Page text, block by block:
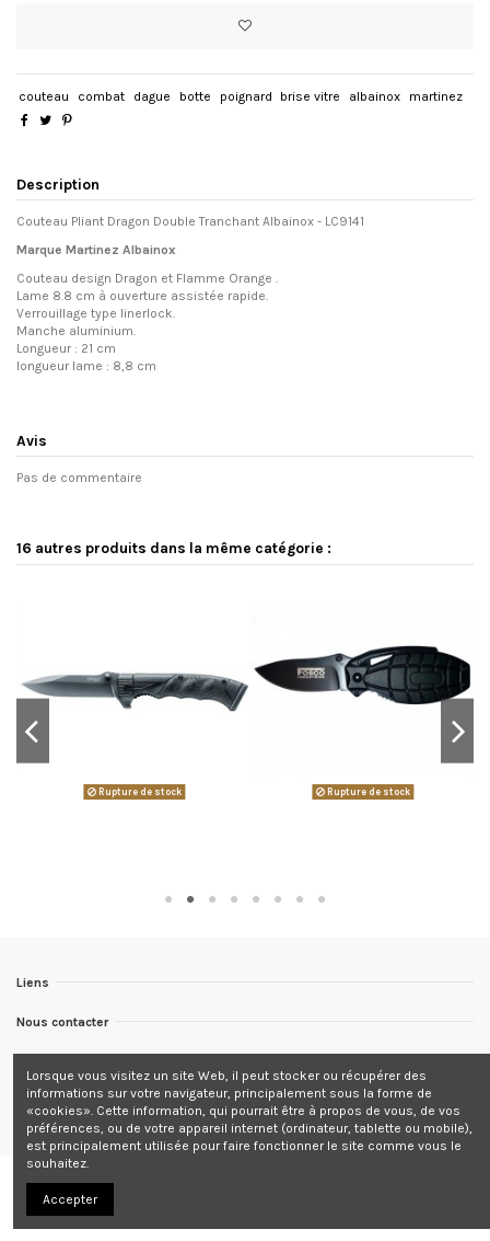
couteau combat dague botte poignard brise vitre albainox martinez
Description
Couteau Pliant Dragon Double Tranchant Albainox - LC9141
Marque Martinez Albainox
Couteau design Dragon et Flamme Orange .
Lame 8.8 cm à ouverture assistée rapide.
Verrouillage type linerlock.
Manche aluminium.
Longueur : 21 cm
longueur lame : 8,8 cm
Avis
Pas de commentaire
16 autres produits dans la même catégorie :
Rupture de stock Rupture de stock
Liens
Nous contacter
Newsletter
© 2012. Tous droits réservés.
Lorsque vous visitez un site Web, il peut stocker ou récupérer des
informations sur votre navigateur, principalement sous la forme de
«cookies». Cette information, qui pourrait être à propos de vous, de vos
préférences, ou de votre appareil internet (ordinateur, tablette ou mobile),
est principalement utilisée pour faire fonctionner le site comme vous le
souhaitez.
Accepter